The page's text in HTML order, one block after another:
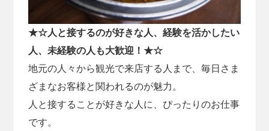
★☆人と接するのが好きな人、経験を活かしたい
人、未経験の人も大歓迎！★☆
地元の人々から観光で来店する人まで、毎日さま
ざまなお客様と関われるのが魅力。
人と接することが好きな人に、ぴったりのお仕事
です。